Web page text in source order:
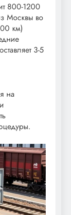
800-1200
Москвы во
км)
3-5
на